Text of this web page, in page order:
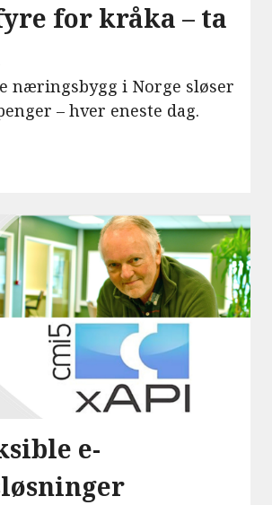
for kråka – ta
næringsbygg i Norge sløser
– hver eneste dag.
e-